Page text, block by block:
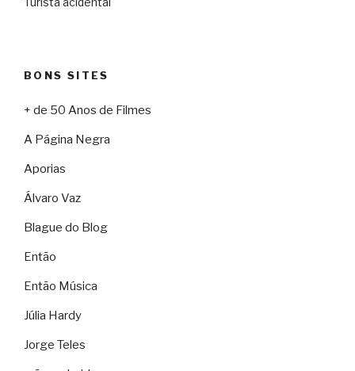
BONS SITES
+ de 50 Anos de Filmes
A Página Negra
Aporias
Álvaro Vaz
Blague do Blog
Então
Então Música
Júlia Hardy
Jorge Teles